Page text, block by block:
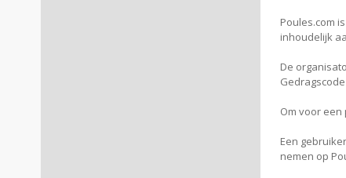
Poules.com
inhoudelijk
De
Om voor een
Een
nemen op